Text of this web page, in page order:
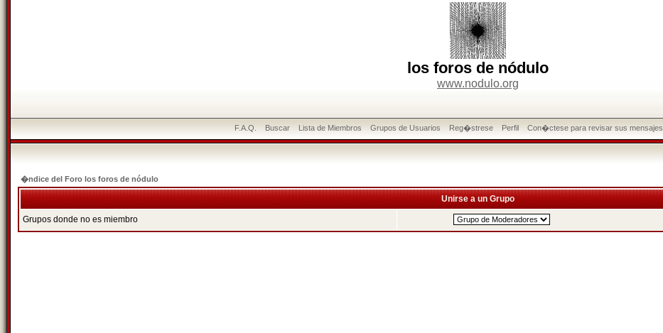
los foros de nódulo
www.nodulo.org
F.A.Q. Buscar Lista de Miembros Grupos de Usuarios Reg�strese Perfil Con�ctese para revisar sus mensajes
�ndice del Foro los foros de nódulo
Unirse a un Grupo
Grupos donde no es miembro